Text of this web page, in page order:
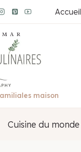
Accueil
maison
Cuisine du monde